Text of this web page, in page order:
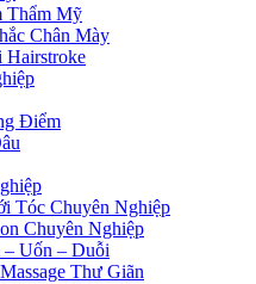
Thẩm Mỹ
Chân Mày
Hairstroke
Điểm
Tóc Chuyên Nghiệp
Chuyên Nghiệp
Uốn – Duỗi
Thư Giãn